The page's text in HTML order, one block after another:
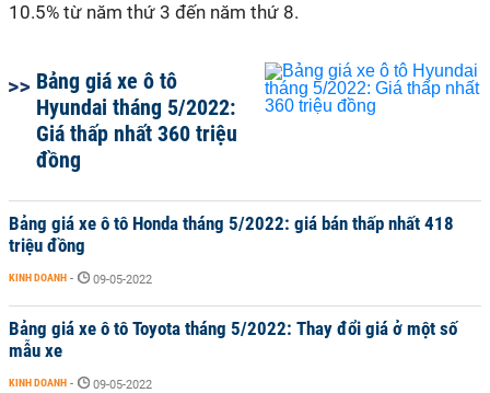
10.5% từ năm thứ 3 đến năm thứ 8.
Bảng giá xe ô tô
Hyundai tháng 5/2022:
Giá thấp nhất 360 triệu
đồng
Bảng giá xe ô tô Honda tháng 5/2022: giá bán thấp nhất 418
triệu đồng
KINH DOANH - 09-05-2022
Bảng giá xe ô tô Toyota tháng 5/2022: Thay đổi giá ở một số
mẫu xe
KINH DOANH - 09-05-2022